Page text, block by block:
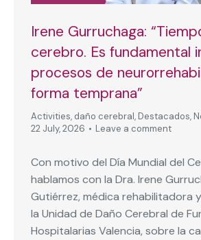
Irene Gurruchaga:
cerebro. Es fundamental
procesos de
forma temprana”
Activities, daño cerebral, Destacados,
22 July, 2026
Leave a comment
Con motivo del Día Mundial del
hablamos con la Dra. Irene
Gutiérrez, médica rehabilitadora
la Unidad de Daño Cerebral de
Hospitalarias Valencia, sobre la